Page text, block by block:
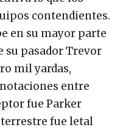
contendientes.
en su mayor parte
su pasador Trevor
mil yardas,
entre
fue Parker
fue letal